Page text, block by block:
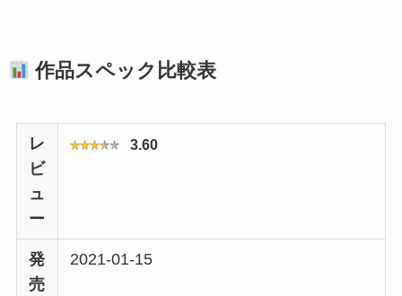
作品スペック比較表
レ
ビ
ュ
ー
3.60
発
売
2021-01-15